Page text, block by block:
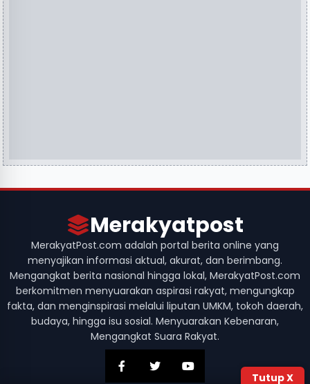
Tutup X
Merakyatpost
MerakyatPost.com adalah portal berita online yang
menyajikan informasi aktual, akurat, dan berimbang.
Mengangkat berita nasional hingga lokal, MerakyatPost.com
berkomitmen menyuarakan aspirasi rakyat, mengungkap
fakta, dan menginspirasi melalui liputan UMKM, tokoh daerah,
budaya, hingga isu sosial. Menyuarakan Kebenaran,
Mengangkat Suara Rakyat.